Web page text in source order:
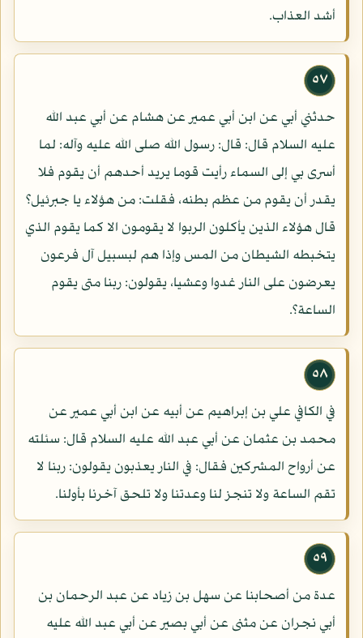
أشد العذاب.
٥٧
حدثني أبي عن ابن أبي عمير عن هشام عن أبي عبد الله
عليه السلام قال: قال: رسول الله صلى الله عليه وآله: لما
أسرى بي إلى السماء رأيت قوما يريد أحدهم أن يقوم فلا
يقدر أن يقوم من عظم بطنه، فقلت: من هؤلاء يا جبرئيل؟
قال هؤلاء الذين يأكلون الربوا لا يقومون الا كما يقوم الذي
يتخبطه الشيطان من المس وإذا هم لبسبيل آل فرعون
يعرضون على النار غدوا وعشيا، يقولون: ربنا متى يقوم
الساعة؟.
٥٨
في الكافي علي بن إبراهيم عن أبيه عن ابن أبي عمير عن
محمد بن عثمان عن أبي عبد الله عليه السلام قال: سئلته
عن أرواح المشركين فقال: في النار يعذبون يقولون: ربنا لا
تقم الساعة ولا تنجز لنا وعدتنا ولا تلحق آخرنا بأولنا.
٥٩
عدة من أصحابنا عن سهل بن زياد عن عبد الرحمان بن
أبي نجران عن مثنى عن أبي بصير عن أبي عبد الله عليه